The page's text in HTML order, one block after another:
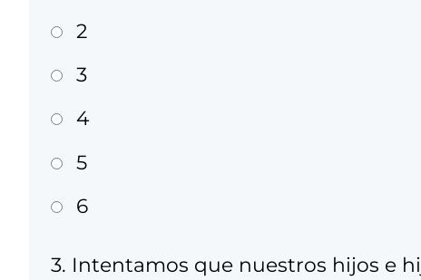
2
3
4
5
6
3. Intentamos que nuestros hijos e